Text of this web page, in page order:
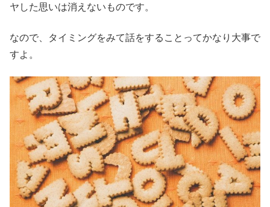
ヤした思いは消えないものです。
なので、タイミングをみて話をすることってかなり大事で
すよ。